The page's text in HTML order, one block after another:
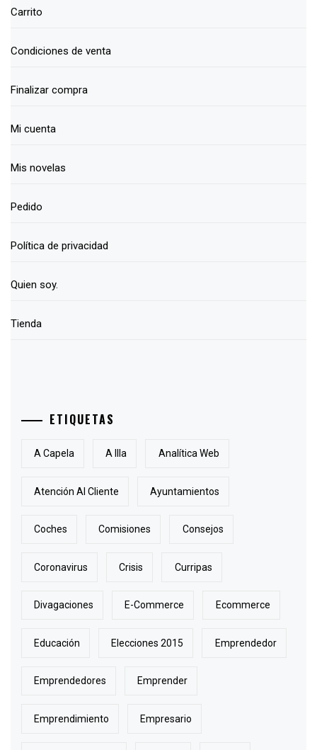
Carrito
Condiciones de venta
Finalizar compra
Mi cuenta
Mis novelas
Pedido
Política de privacidad
Quien soy.
Tienda
ETIQUETAS
A Capela A Illa Analítica Web
Atención Al Cliente Ayuntamientos
Coches Comisiones Consejos
Coronavirus Crisis Curripas
Divagaciones E-Commerce Ecommerce
Educación Elecciones 2015 Emprendedor
Emprendedores Emprender
Emprendimiento Empresario